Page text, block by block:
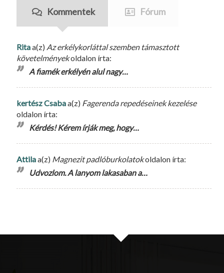
Kommentek Fórum
Ritaa(z) Az erkélykorláttal szemben támasztott
követelményekoldalon írta:
A fiamék erkélyén alul nagy…
kertész Csabaa(z) Fagerenda repedéseinek kezelése
oldalon írta:
Kérdés! Kérem írják meg, hogy…
Attilaa(z) Magnezit padlóburkolatokoldalon írta:
Udvozlom. A lanyom lakasaban a…